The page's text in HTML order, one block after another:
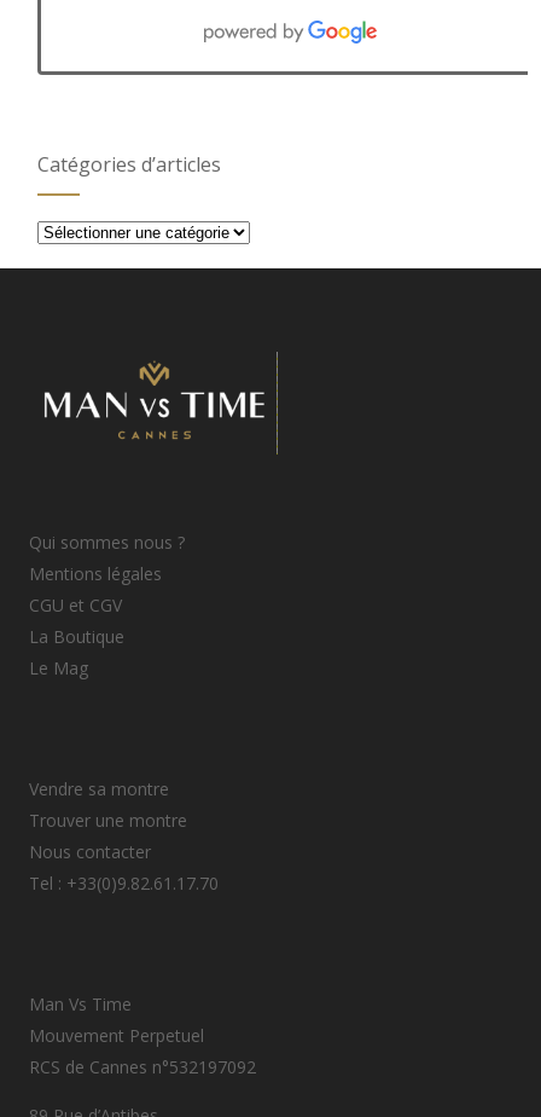
Catégories d’articles
Catégories
Qui sommes nous ?
Mentions légales
CGU et CGV
La Boutique
Le Mag
Vendre sa montre
Trouver une montre
Nous contacter
Tel : +33(0)9.82.61.17.70
Man Vs Time
Mouvement Perpetuel
RCS de Cannes n°532197092